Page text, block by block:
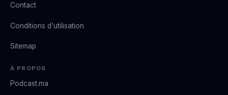
Contact
Conditions d'utilisation
Sitemap
À PROPOS
Podcast.ma